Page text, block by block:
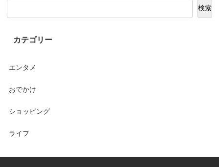
検索
カテゴリー
エンタメ
おでかけ
ショッピング
ライフ